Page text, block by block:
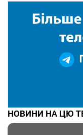
НОВИНИ НА ЦЮ